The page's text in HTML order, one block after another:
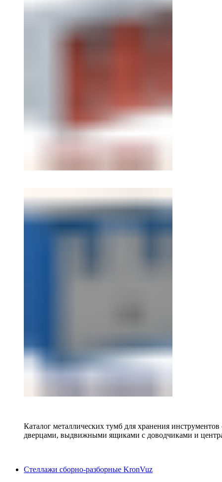
Каталог металлических тумб для хранения
дверцами, выдвижными ящиками с доводчиками и
Стеллажи сборно-разборные KronVuz